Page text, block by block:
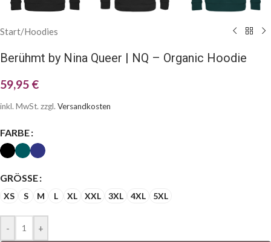
Start/Hoodies
Berühmt by Nina Queer | NQ – Organic Hoodie
59,95 €
inkl. MwSt. zzgl. Versandkosten
FARBE
GRÖSSE
XS S M L XL XXL 3XL 4XL 5XL
- +